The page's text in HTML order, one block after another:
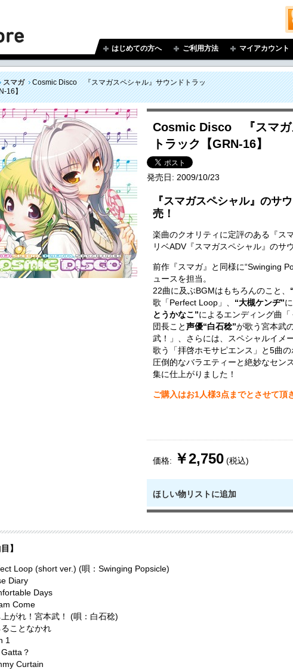
はじめての方へ ご利用方法 マイアカウント
スマガ
Cosmic Disco 『スマガスペシャル』サウンドトラッ
16】
Cosmic Disco 『スマガ
トラック【GRN-16】
発売日: 2009/10/23
『スマガスペシャル』のサ
売！
楽曲のクオリティに定評のある『ス
リベADV『スマガスペシャル』のサ
前作『スマガ』と同様に“Swinging
ュースを担当。
22曲に及ぶBGMはもちろんのこと、
歌「Perfect Loop」、 “大槻ケンヂ”
とうかなこ”によるエンディング曲
団長こと声優“白石稔”が歌う宮本武
武！」、さらには、スペシャルイメ
歌う「拝啓ホモサピエンス」と5曲の
圧倒的なバラエティーと絶妙なセン
集に仕上がりました！
ご購入はお1人様3点までとさせて頂
価格: ￥2,750 (税込)
ほしい物リストに追加
】
Loop (short ver.) (唄：Swinging Popsicle)
Diary
Days
Come
がれ！宮本武！ (唄：白石稔)
ことなかれ
1
？
Curtain